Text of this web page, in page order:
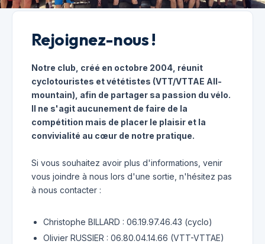
Rejoignez-nous !
Notre club, créé en octobre 2004, réunit
cyclotouristes et vététistes (VTT/VTTAE All-
mountain), afin de partager sa passion du vélo.
Il ne s'agit aucunement de faire de la
compétition mais de placer le plaisir et la
convivialité au cœur de notre pratique.
Si vous souhaitez avoir plus d'informations, venir
vous joindre à nous lors d'une sortie, n'hésitez pas
à nous contacter :
Christophe BILLARD : 06.19.97.46.43 (cyclo)
Olivier RUSSIER : 06.80.04.14.66 (VTT-VTTAE)